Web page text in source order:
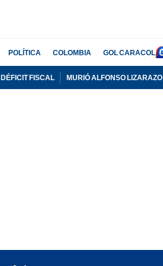
POLÍTICA COLOMBIA GOL CARACOL
DÉFICIT FISCAL MURIÓ ALFONSO LIZARAZO